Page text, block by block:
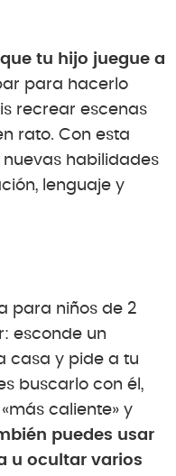
tu hijo juegue a
para hacerlo
recrear escenas
rato. Con esta
habilidades
lenguaje y
para niños de 2
esconde un
casa y pide a tu
buscarlo con él,
caliente» y
puedes usar
u ocultar varios